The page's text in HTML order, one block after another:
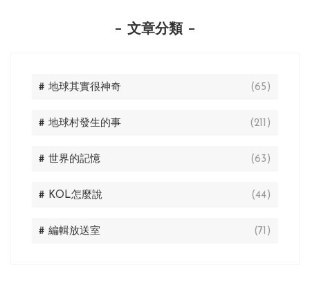
文章分類
# 地球其實很神奇 (65)
# 地球村發生的事 (211)
# 世界的記憶 (63)
# KOL怎麼說 (44)
# 編輯放送室 (71)